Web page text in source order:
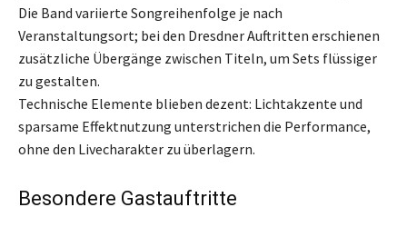
Die Band variierte Songreihenfolge je nach
Veranstaltungsort; bei den Dresdner Auftritten erschienen
zusätzliche Übergänge zwischen Titeln, um Sets flüssiger
zu gestalten.
Technische Elemente blieben dezent: Lichtakzente und
sparsame Effektnutzung unterstrichen die Performance,
ohne den Livecharakter zu überlagern.
Besondere Gastauftritte